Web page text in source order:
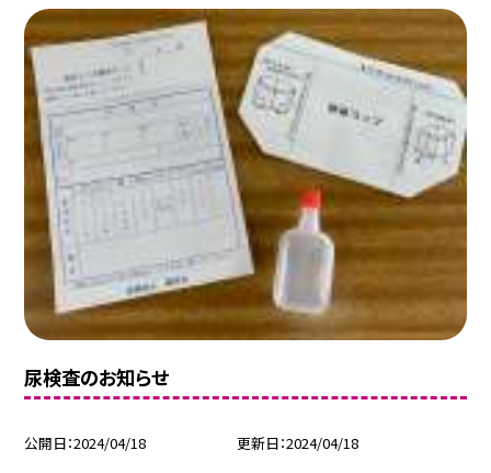
尿検査のお知らせ
公開日 2024/04/18 更新日 2024/04/18